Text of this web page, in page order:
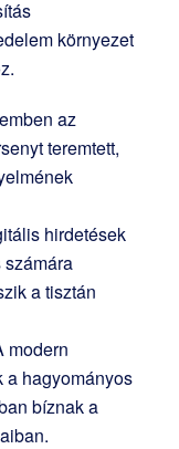
környezet
az
teremtett,
hirdetések
a tisztán
modern
a hagyományos
bíznak a